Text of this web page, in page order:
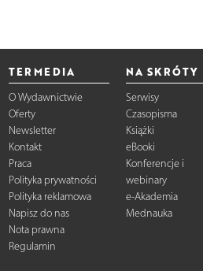
TERMEDIA
O Wydawnictwie
Oferty
Newsletter
Kontakt
Praca
Polityka prywatności
Polityka reklamowa
Napisz do nas
Nota prawna
Regulamin
NA SKRÓTY
Serwisy
Czasopisma
Książki
eBooki
Konferencje i
webinary
e-Akademia
Mednauka